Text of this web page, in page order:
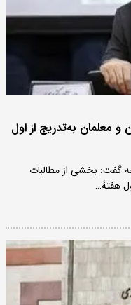
و معلمان به‌تدریج از اول
گفت: بخشی از مطالبات
هفتۀ…